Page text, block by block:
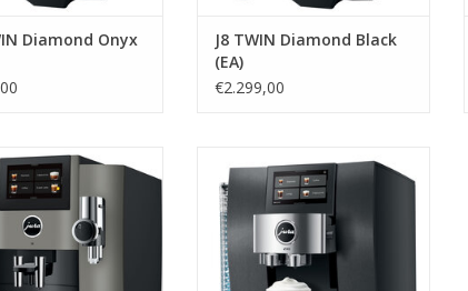
Diamond Onyx
J8 TWIN Diamond Black
(EA)
€2.299,00
S8 Dark Inox (EB)
AAN WINKELWAGEN
jura Z10 Aluminium Black (EB)
TOEVOEGEN AAN WINKELWAGEN